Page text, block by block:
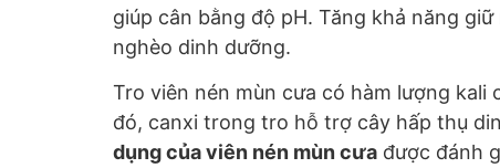
giúp cân bằng độ pH. Tăng khả năng
nghèo dinh dưỡng.
Tro viên nén mùn cưa có hàm lượng
đó, canxi trong tro hỗ trợ cây hấp thụ
dụng của viên nén mùn cưa được đánh